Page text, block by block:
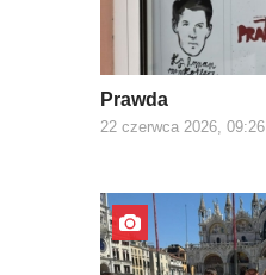
Prawda
22 czerwca 2026, 09:26